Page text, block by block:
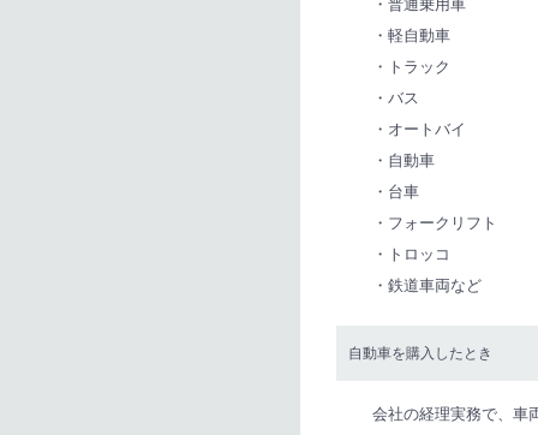
・普通乗用車
・軽自動車
・トラック
・バス
・オートバイ
・自動車
・台車
・フォークリフト
・トロッコ
・鉄道車両など
自動車を購入したとき
会社の経理実務で、車